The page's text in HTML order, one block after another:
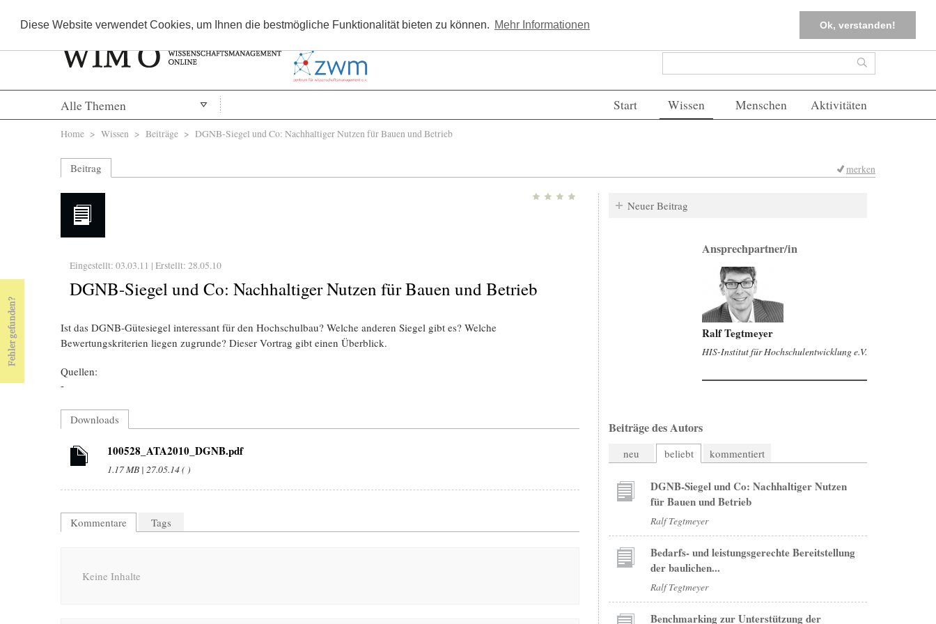
Diese Website verwendet Cookies, um Ihnen die bestmögliche Funktionalität bieten zu können. Mehr Informationen Ok, verstanden!
Kostenlos registrieren FAQs Einloggen
Suchformular Suche
Alle Themen Start Wissen Menschen Aktivitäten
Sie sind hier
Home > Wissen > Beiträge > DGNB-Siegel und Co: Nachhaltiger Nutzen für Bauen und Betrieb
Beitrag merken
Eingestellt: 03.03.11 | Erstellt: 28.05.10
DGNB-Siegel und Co: Nachhaltiger Nutzen für Bauen und Betrieb
Ist das DGNB-Gütesiegel interessant für den Hochschulbau? Welche anderen Siegel gibt es? Welche
Bewertungskriterien liegen zugrunde? Dieser Vortrag gibt einen Überblick.
Quellen:
-
Downloads
100528_ATA2010_DGNB.pdf
1.17 MB | 27.05.14 ( )
Kommentare Tags
Keine Inhalte
Neuer Beitrag
Ansprechpartner/in
Ralf Tegtmeyer
HIS-Institut für Hochschulentwicklung e.V.
Beiträge des Autors
neu beliebt kommentiert
DGNB-Siegel und Co: Nachhaltiger Nutzen
für Bauen und Betrieb
Ralf Tegtmeyer
Bedarfs- und leistungsgerechte Bereitstellung
der baulichen...
Ralf Tegtmeyer
Benchmarking zur Unterstützung der